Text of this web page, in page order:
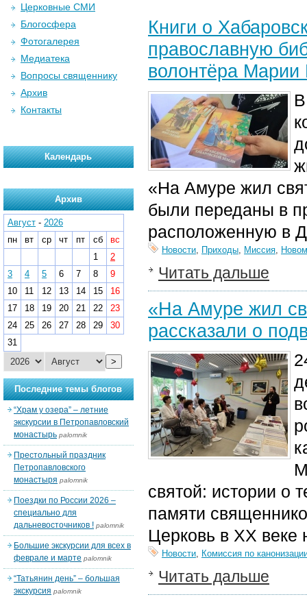
Книги о
православную
волонтёра Марии
«На Амуре жил
были переданы в
расположенную в
Новости, Приходы, Миссия,
Читать дальше
«На Амуре жил
рассказали о
святой: истории о
памяти
Церковь в XX веке
Новости, Комиссия по
Читать дальше
Церковные СМИ
Блогосфера
Фотогалерея
Медиатека
Вопросы священнику
Архив
Контакты
Календарь
Архив
Август - 2026
пн
вт ср чт пт сб
вс
1
2
3
4 5 6 7 8
9
10
11 12 13 14 15
16
17
18 19 20 21 22
23
24
25 26 27 28 29
30
31
>
Последние темы блогов
“Храм у озера” – летние
экскурсии в Петропавловский
монастырь palomnik
Престольный праздник
Петропавловского
монастыря palomnik
Поездки по России 2026 –
специально для
дальневосточников ! palomnik
Большие экскурсии для всех в
феврале и марте palomnik
“Татьянин день” – большая
экскурсия palomnik